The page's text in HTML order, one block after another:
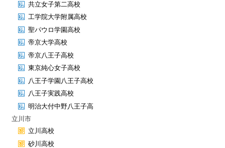
共立女子第二高校
工学院大学附属高校
聖パウロ学園高校
帝京大学高校
帝京八王子高校
東京純心女子高校
八王子学園八王子高校
八王子実践高校
明治大付中野八王子高
立川市
立川高校
砂川高校